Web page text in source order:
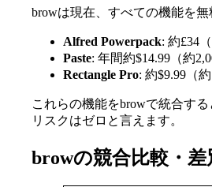
browは現在、すべての機能を
Alfred Powerpack: 約£34
Paste: 年間約$14.99（約
Rectangle Pro: 約$9.99（約
これらの機能をbrowで統合す
リスクはゼロと言えます。
browの競合比較・差